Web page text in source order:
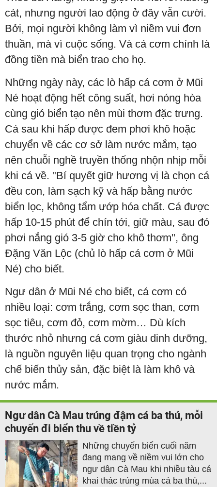
cát, nhưng người lao động ở đây vẫn cười.
Bởi, mọi người không làm vì niềm vui đơn
thuần, mà vì cuộc sống. Và cá cơm chính là
đồng tiền mà biển trao cho họ.
Những ngày này, các lò hấp cá cơm ở Mũi
Né hoạt động hết công suất, hơi nóng hòa
cùng gió biển tạo nên mùi thơm đặc trưng.
Cá sau khi hấp được đem phơi khô hoặc
chuyển về các cơ sở làm nước mắm, tạo
nên chuỗi nghề truyền thống nhộn nhịp mỗi
khi cá về. "Bí quyết giữ hương vị là chọn cá
đều con, làm sạch kỹ và hấp bằng nước
biển lọc, không tẩm ướp hóa chất. Cá được
hấp 10-15 phút để chín tới, giữ màu, sau đó
phơi nắng gió 3-5 giờ cho khô thơm", ông
Đặng Văn Lộc (chủ lò hấp cá cơm ở Mũi
Né) cho biết.
Ngư dân ở Mũi Né cho biết, cá cơm có
nhiều loại: cơm trắng, cơm sọc than, cơm
sọc tiêu, cơm đỏ, cơm mờm… Dù kích
thước nhỏ nhưng cá cơm giàu dinh dưỡng,
là nguồn nguyên liệu quan trọng cho ngành
chế biến thủy sản, đặc biệt là làm khô và
nước mắm.
Ngư dân Cà Mau trúng đậm cá ba thú, mỗi
chuyến đi biển thu về tiền tỷ
Những chuyến biển cuối năm
đang mang về niềm vui lớn cho
ngư dân Cà Mau khi nhiều tàu cá
khai thác trúng mùa cá ba thú,...